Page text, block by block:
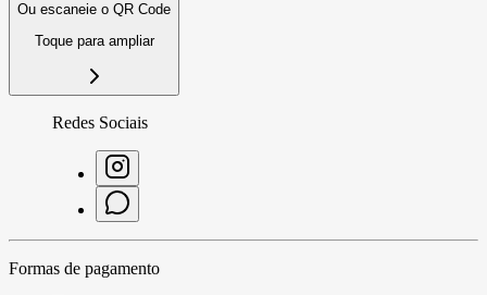
Ou escaneie o QR Code
Toque para ampliar
Redes Sociais
Formas de pagamento